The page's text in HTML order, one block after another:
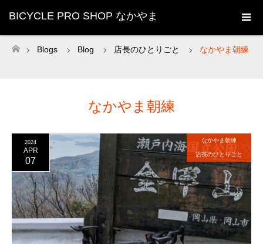
BICYCLE PRO SHOP なかやま
ホーム
Blogs Blog 店長のひとりごと なかやま朝練
なかやま朝練
2024
APR
07
なかやま朝練
店長のひとりごと